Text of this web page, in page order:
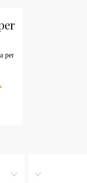
per